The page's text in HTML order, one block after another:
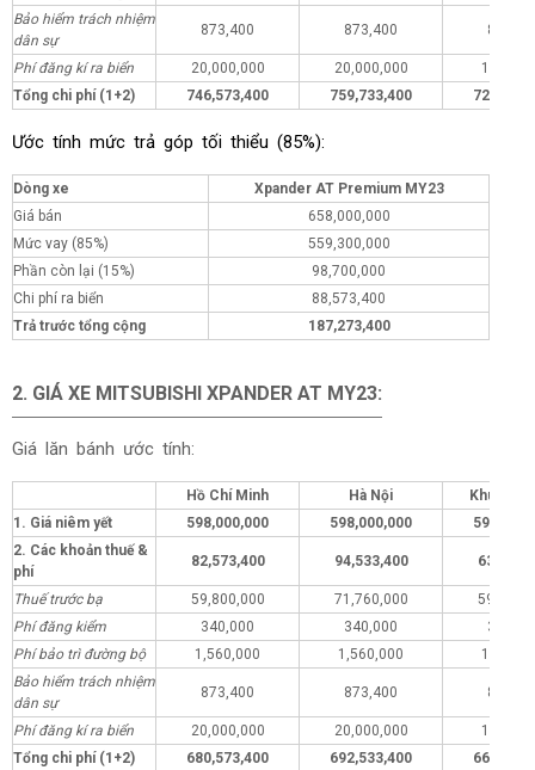
Bảo hiểm trách nhiệm
dân sự
873,400 873,400
Phí đăng kí ra biển 20,000,000 20,000,000
Tổng chi phí (1+2)
746,573,400 759,733,400
Ước tính mức trả góp tối thiểu (85%):
Dòng xe
Xpander AT Premium MY23
Giá bán
658,000,000
Mức vay (85%)
559,300,000
Phần còn lại (15%)
98,700,000
Chi phí ra biển
88,573,400
Trả trước tổng cộng
187,273,400
2. GIÁ XE MITSUBISHI XPANDER AT MY23:
Giá lăn bánh ước tính:
Hồ Chí Minh Hà Nội
Khu vực
1. Giá niêm yết
598,000,000 598,000,000
2. Các khoản thuế &
phí
82,573,400 94,533,400
Thuế trước bạ 59,800,000 71,760,000
Phí đăng kiểm
340,000 340,000
Phí bảo trì đường bộ
1,560,000 1,560,000
Bảo hiểm trách nhiệm
dân sự
873,400 873,400
Phí đăng kí ra biển 20,000,000 20,000,000
Tổng chi phí (1+2)
680,573,400 692,533,400